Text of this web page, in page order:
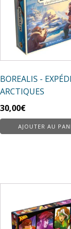
BOREALIS -
ARCTIQUES
30,00€
AJOUTER AU